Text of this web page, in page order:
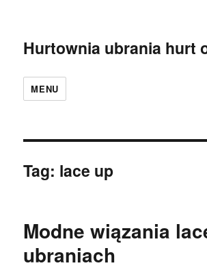
Hurtownia ubrania hurt
MENU
Tag: lace up
Modne wiązania
ubraniach